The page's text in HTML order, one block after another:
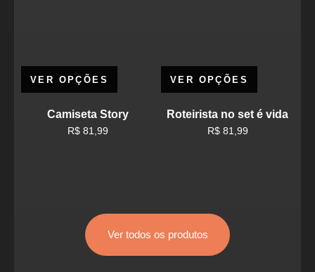
VER OPÇÕES
Camiseta Story
R$81,99
VER OPÇÕES
Roteirista no set é vida
R$81,99
Ver todos os produtos